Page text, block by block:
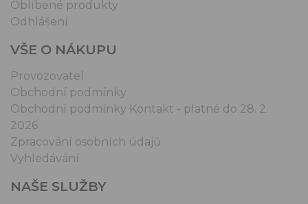
Oblíbené produkty
Odhlášení
VŠE O NÁKUPU
Provozovatel
Obchodní podmínky
Obchodní podmínky Kontakt - platné do 28. 2.
2026
Zpracování osobních údajů
Vyhledávání
NAŠE SLUŽBY